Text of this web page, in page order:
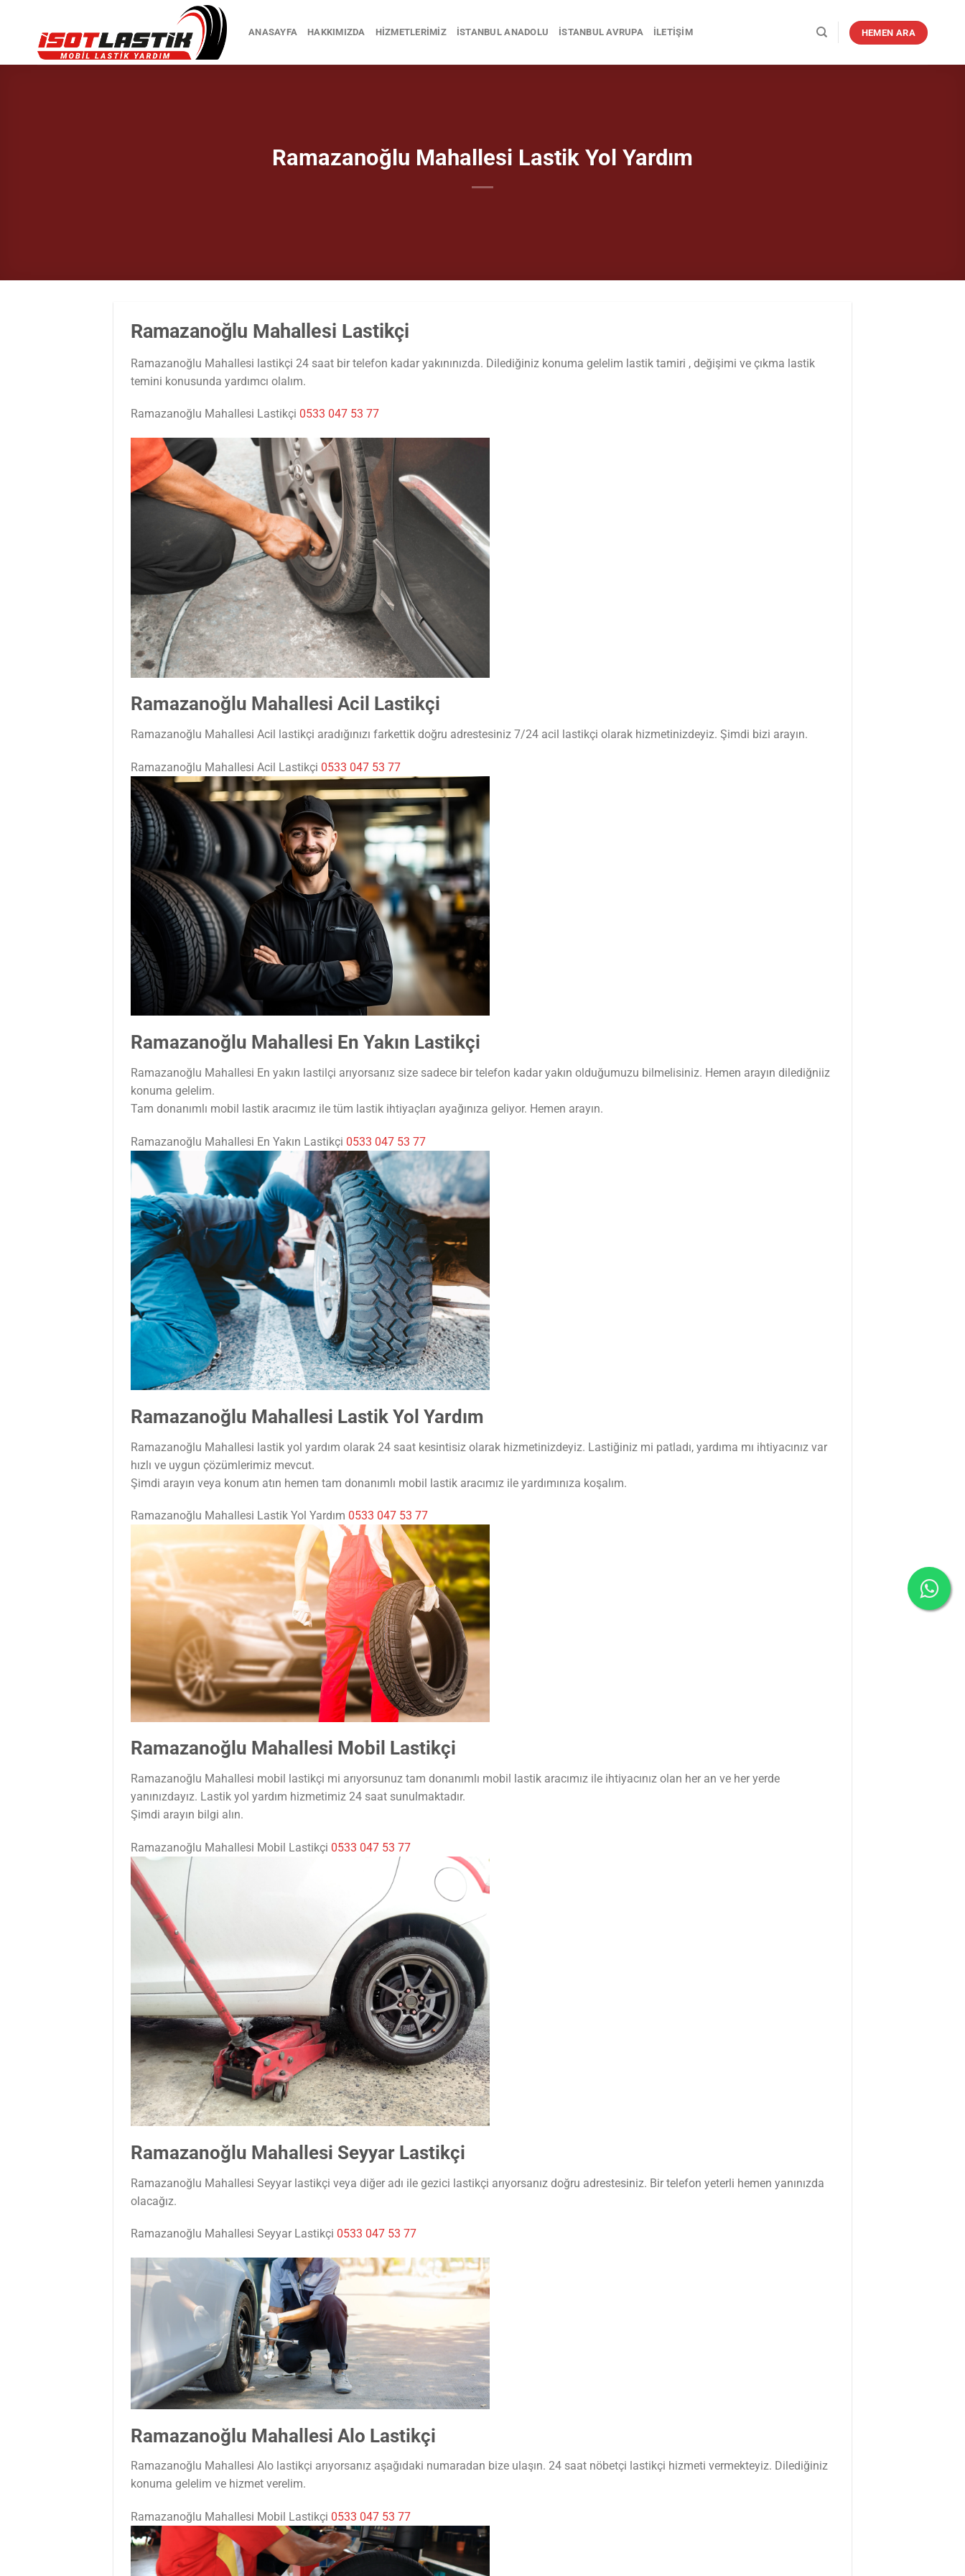
ANASAYFA HAKKIMIZDA HIZMETLERIMIZ İSTANBUL ANADOLU İSTANBUL AVRUPA İLETIŞIM HEMEN ARA
Ramazanoğlu Mahallesi Lastik Yol Yardım
Ramazanoğlu Mahallesi Lastikçi
Ramazanoğlu Mahallesi lastikçi 24 saat bir telefon kadar yakınınızda. Dilediğiniz konuma gelelim lastik tamiri , değişimi ve çıkma lastik
temini konusunda yardımcı olalım.
Ramazanoğlu Mahallesi Lastikçi 0533 047 53 77
Ramazanoğlu Mahallesi Acil Lastikçi
Ramazanoğlu Mahallesi Acil lastikçi aradığınızı farkettik doğru adrestesiniz 7/24 acil lastikçi olarak hizmetinizdeyiz. Şimdi bizi arayın.
Ramazanoğlu Mahallesi Acil Lastikçi 0533 047 53 77
Ramazanoğlu Mahallesi En Yakın Lastikçi
Ramazanoğlu Mahallesi En yakın lastilçi arıyorsanız size sadece bir telefon kadar yakın olduğumuzu bilmelisiniz. Hemen arayın dilediğniiz
konuma gelelim.
Tam donanımlı mobil lastik aracımız ile tüm lastik ihtiyaçları ayağınıza geliyor. Hemen arayın.
Ramazanoğlu Mahallesi En Yakın Lastikçi 0533 047 53 77
Ramazanoğlu Mahallesi Lastik Yol Yardım
Ramazanoğlu Mahallesi lastik yol yardım olarak 24 saat kesintisiz olarak hizmetinizdeyiz. Lastiğiniz mi patladı, yardıma mı ihtiyacınız var
hızlı ve uygun çözümlerimiz mevcut.
Şimdi arayın veya konum atın hemen tam donanımlı mobil lastik aracımız ile yardımınıza koşalım.
Ramazanoğlu Mahallesi Lastik Yol Yardım 0533 047 53 77
Ramazanoğlu Mahallesi Mobil Lastikçi
Ramazanoğlu Mahallesi mobil lastikçi mi arıyorsunuz tam donanımlı mobil lastik aracımız ile ihtiyacınız olan her an ve her yerde
yanınızdayız. Lastik yol yardım hizmetimiz 24 saat sunulmaktadır.
Şimdi arayın bilgi alın.
Ramazanoğlu Mahallesi Mobil Lastikçi 0533 047 53 77
Ramazanoğlu Mahallesi Seyyar Lastikçi
Ramazanoğlu Mahallesi Seyyar lastikçi veya diğer adı ile gezici lastikçi arıyorsanız doğru adrestesiniz. Bir telefon yeterli hemen yanınızda
olacağız.
Ramazanoğlu Mahallesi Seyyar Lastikçi 0533 047 53 77
Ramazanoğlu Mahallesi Alo Lastikçi
Ramazanoğlu Mahallesi Alo lastikçi arıyorsanız aşağıdaki numaradan bize ulaşın. 24 saat nöbetçi lastikçi hizmeti vermekteyiz. Dilediğiniz
konuma gelelim ve hizmet verelim.
Ramazanoğlu Mahallesi Mobil Lastikçi 0533 047 53 77